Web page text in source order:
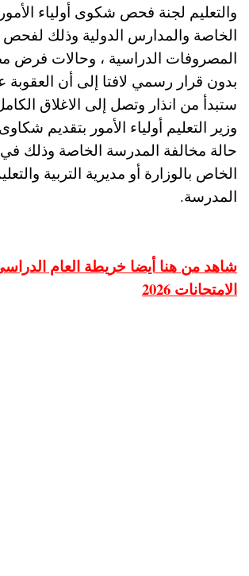
والتعليم لجنة فحص شكوى أولياء
الخاصة والمدارس الدولية وذلك
المصروفات الدراسية ، وحالات فرض
بدون قرار رسمي لافتا إلى أن
ستبدأ من انذار وتصل إلى الاغلاق
وزير التعليم أولياء الأمور بتقديم
حالة مخالفة المدرسة الخاصة وذلك في
الخاص بالوزارة أو مديرية التربية
المدرسة.
شاهد من هنا أيضا خريطة العام
الامتحانات 2026